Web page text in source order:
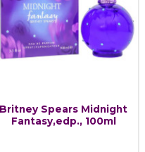
Britney Spears Midnight
Fantasy,edp., 100ml